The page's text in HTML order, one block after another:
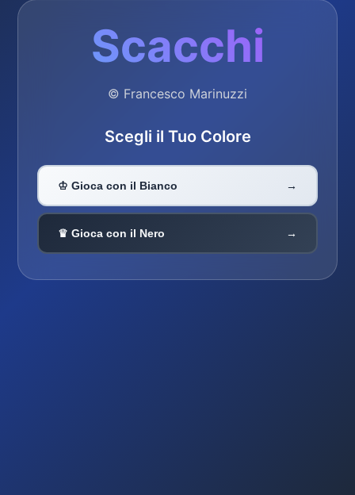
Scacchi
© Francesco Marinuzzi
Scegli il Tuo Colore
♔ Gioca con il Bianco →
♛ Gioca con il Nero →